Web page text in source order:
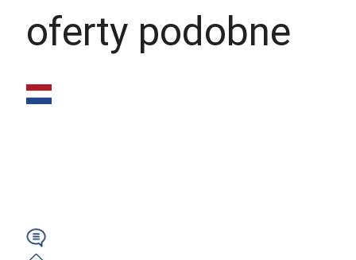
oferty podobne
Operator prasy